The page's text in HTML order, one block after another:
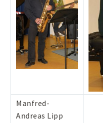
Manfred-
Andreas Lipp